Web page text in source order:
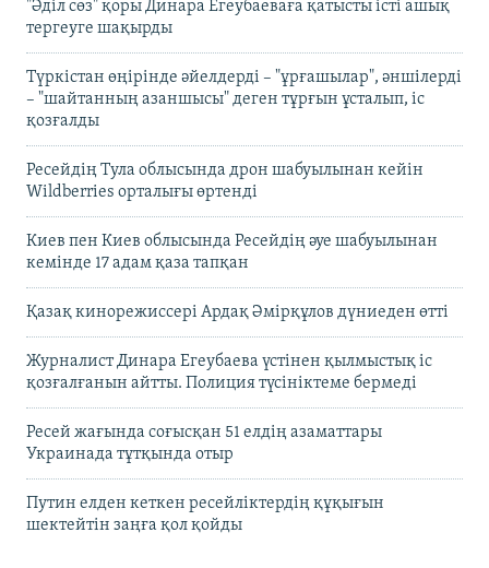
"Әділ сөз" қоры Динара Егеубаеваға қатысты істі ашық
тергеуге шақырды
Түркістан өңірінде әйелдерді – "ұрғашылар", әншілерді
– "шайтанның азаншысы" деген тұрғын ұсталып, іс
қозғалды
Ресейдің Тула облысында дрон шабуылынан кейін
Wildberries орталығы өртенді
Киев пен Киев облысында Ресейдің әуе шабуылынан
кемінде 17 адам қаза тапқан
Қазақ кинорежиссері Ардақ Әмірқұлов дүниеден өтті
Журналист Динара Егеубаева үстінен қылмыстық іс
қозғалғанын айтты. Полиция түсініктеме бермеді
Ресей жағында соғысқан 51 елдің азаматтары
Украинада тұтқында отыр
Путин елден кеткен ресейліктердің құқығын
шектейтін заңға қол қойды